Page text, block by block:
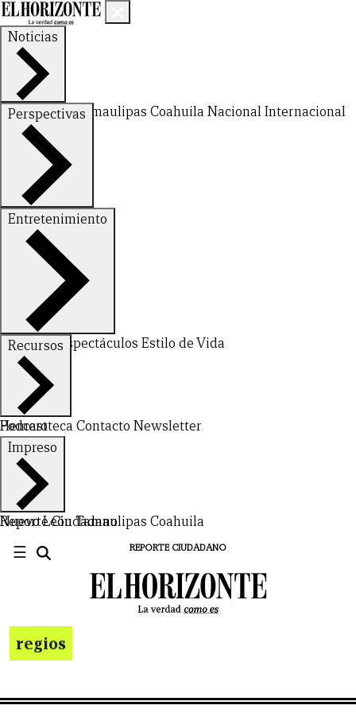
Noticias
Nuevo LeónTamaulipas Coahuila NacionalInternacional
Perspectivas
FinanzasOpinión
Entretenimiento
DeportesEspectáculos Estilo de Vida
Recursos
Hemeroteca Contacto Newsletter
Podcast
Impreso
Nuevo LeónTamaulipas Coahuila
Reporte Ciudadano
☰ REPORTE CIUDADANO
regios